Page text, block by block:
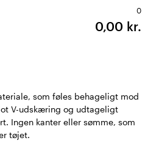
0
0,00 kr.
som føles behageligt mod
V-udskæring og udtageligt
Ingen kanter eller sømme, som
tøjet.